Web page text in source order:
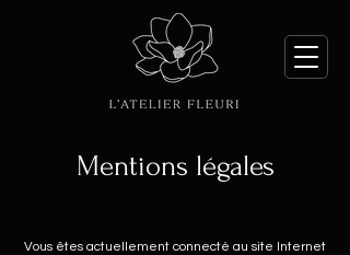
Mentions légales
Vous êtes actuellement connecté au site Internet